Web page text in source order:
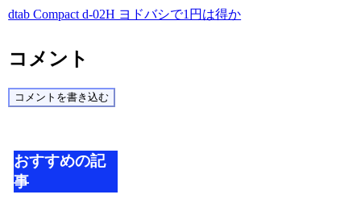
dtab Compact d-02H ヨドバシで1円は得か
コメント
コメントを書き込む
おすすめの記
事